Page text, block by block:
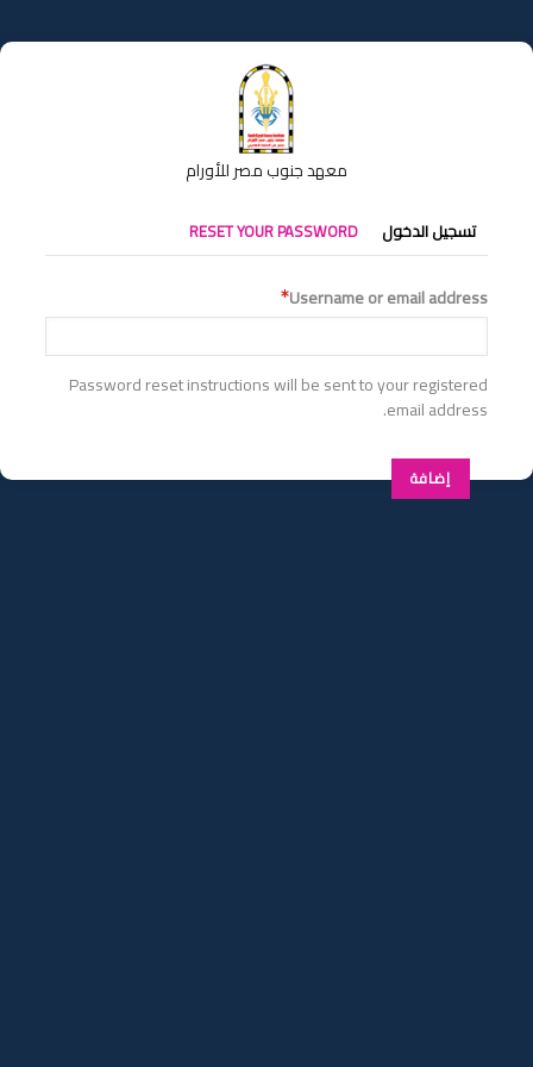
إلى
المحتوى
معهد جنوب مصر للأورام
التبويبات
الأساسية
تسجيل الدخول RESET YOUR PASSWORD
Username or email address
Password reset instructions will be sent to your registered
email address.